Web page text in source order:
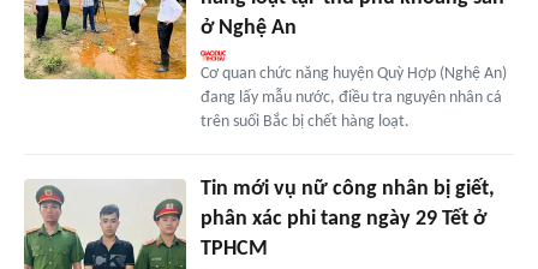
ở Nghệ An
Cơ quan chức năng huyện Quỳ Hợp (Nghệ An)
đang lấy mẫu nước, điều tra nguyên nhân cá
trên suối Bắc bị chết hàng loạt.
Tin mới vụ nữ công nhân bị giết,
phân xác phi tang ngày 29 Tết ở
TPHCM